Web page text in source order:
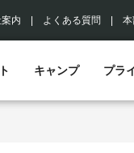
内 よくある質問
キャンプ プラ